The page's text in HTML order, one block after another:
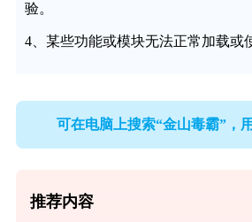
验。
4、某些功能或模块无法正常加载或
可在电脑上搜索“金山毒霸”，
推荐内容